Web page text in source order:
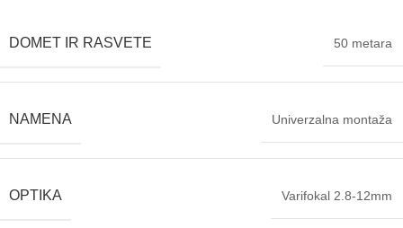
DOMET IR RASVETE 50 metara
NAMENA Univerzalna montaža
OPTIKA Varifokal 2.8-12mm